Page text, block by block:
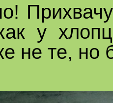
у
не те, но